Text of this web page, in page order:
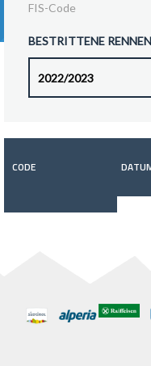
FIS-Code
BESTRITTENE RENNEN
CODE